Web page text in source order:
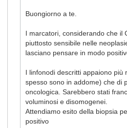
Buongiorno a te.
I marcatori, considerando che il
piuttosto sensibile nelle
lasciano pensare in modo
I linfonodi descritti appaiono più
spesso sono in addome) che di
oncologica. Sarebbero stati
voluminosi e disomogenei.
Attendiamo esito della biopsia
positivo